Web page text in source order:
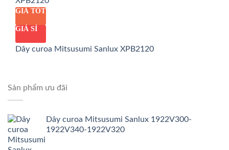
GIÁ TỐT
GIÁ SỈ
Dây curoa Mitsusumi Sanlux XPB2120
Sản phẩm ưu đãi
Dây curoa Mitsusumi Sanlux 1922V300-
1922V340-1922V320